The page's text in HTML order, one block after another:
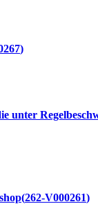
unter
262-V000261